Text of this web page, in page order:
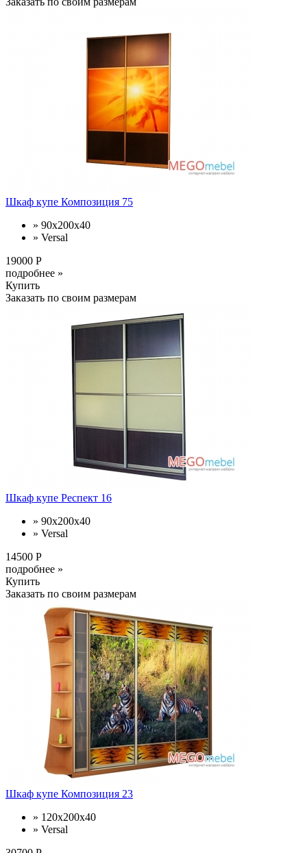
Шкаф купе Композиция 75
» 90x200x40
» Versal
19000 Р
подробнее »
Купить
Заказать по своим размерам
Шкаф купе Респект 16
» 90x200x40
» Versal
14500 Р
подробнее »
Купить
Заказать по своим размерам
Шкаф купе Композиция 23
» 120x200x40
» Versal